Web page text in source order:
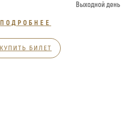
Выходной день
ПОДРОБНЕЕ
КУПИТЬ БИЛЕТ